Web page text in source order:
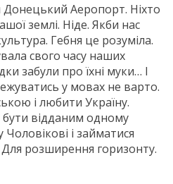
Аеропорт. Ніхто
землі. Ніде. Якби нас
Гебня це розуміла.
свого часу наших
забули про їхні муки… І
у мовах не варто.
і любити Україну.
відданим одному
і займатися
Для розширення горизонту.